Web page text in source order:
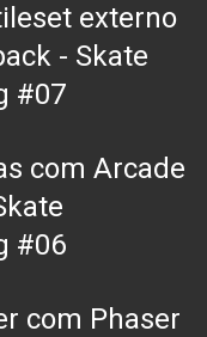
externo
- Skate
#07
com Arcade
#06
com Phaser